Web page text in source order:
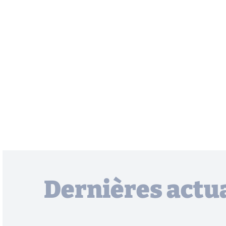
Dernières